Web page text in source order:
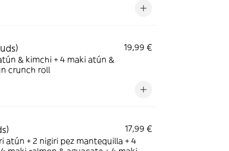
19,99 €
& kimchi + 4 maki atún &
crunch roll
17,99 €
atún + 2 nigiri pez mantequilla + 4